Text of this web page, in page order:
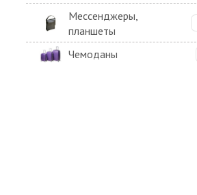
Мессенджеры,
планшеты
Чемоданы